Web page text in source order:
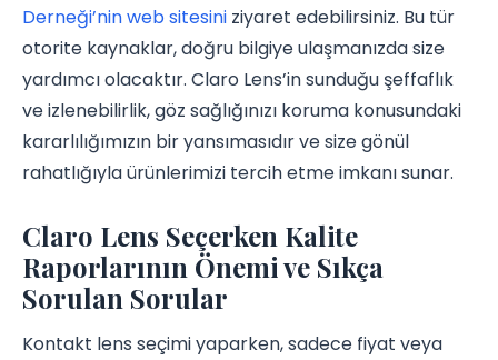
Derneği’nin web sitesini ziyaret edebilirsiniz. Bu tür
otorite kaynaklar, doğru bilgiye ulaşmanızda size
yardımcı olacaktır. Claro Lens’in sunduğu şeffaflık
ve izlenebilirlik, göz sağlığınızı koruma konusundaki
kararlılığımızın bir yansımasıdır ve size gönül
rahatlığıyla ürünlerimizi tercih etme imkanı sunar.
Claro Lens Seçerken Kalite
Raporlarının Önemi ve Sıkça
Sorulan Sorular
Kontakt lens seçimi yaparken, sadece fiyat veya